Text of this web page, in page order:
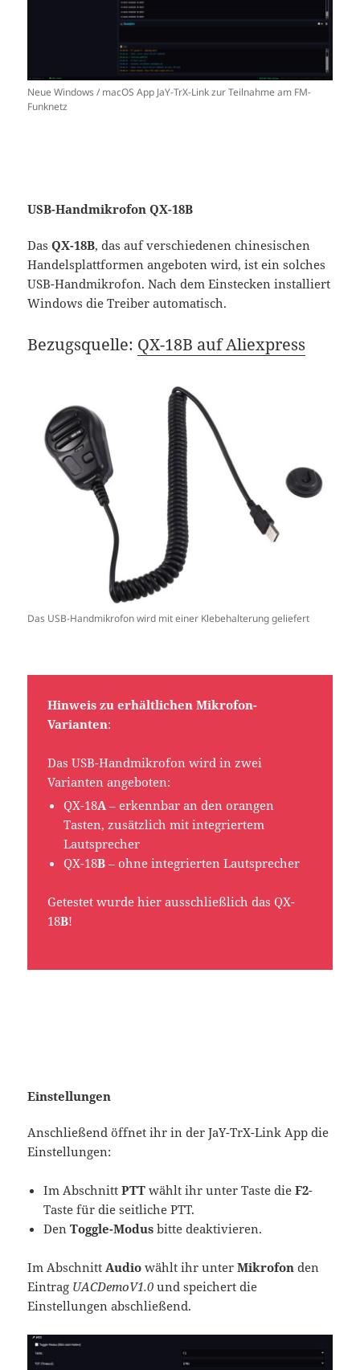
Neue Windows / macOS App JaY-TrX-Link zur Teilnahme am FM-
Funknetz
USB-Handmikrofon QX-18B
DasQX-18B, das auf verschiedenen chinesischen
Handelsplattformen angeboten wird, ist ein solches
USB-Handmikrofon. Nach dem Einstecken installiert
Windows die Treiber automatisch.
Bezugsquelle: QX-18B auf Aliexpress
Das USB-Handmikrofon wird mit einer Klebehalterung geliefert
Hinweis zu erhältlichen Mikrofon-
Varianten:
Das USB-Handmikrofon wird in zwei
Varianten angeboten:
QX-18A– erkennbar an den orangen
Tasten, zusätzlich mit integriertem
Lautsprecher
QX-18B – ohne integrierten Lautsprecher
Getestet wurde hier ausschließlich das QX-
18B!
Einstellungen
Anschließend öffnet ihr in der JaY-TrX-Link App die
Einstellungen:
Im AbschnittPTT wählt ihr unter Taste dieF2-
Taste für die seitliche PTT.
DenToggle-Modus bitte deaktivieren.
Im AbschnittAudio wählt ihr unterMikrofon den
Eintrag UACDemoV1.0 und speichert die
Einstellungen abschließend.